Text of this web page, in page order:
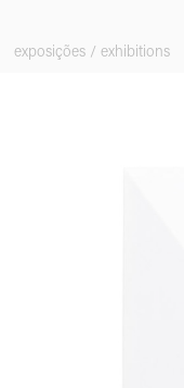
exposições / exhibitions